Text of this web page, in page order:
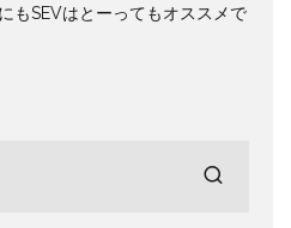
もSEVはとーってもオススメで